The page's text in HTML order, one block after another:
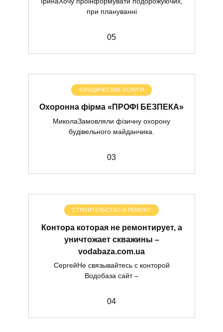
при плануванні
05
ЮРИДИЧЕСКИЕ УСЛУГИ
Охоронна фірма «ПРОФІ БЕЗПЕКА»
МиколаЗамовляли фізичну охорону
будівельного майданчика.
03
СТРОИТЕЛЬСТВО И РЕМОНТ
Контора которая не ремонтирует, а
уничтожает скважины –
vodabaza.com.ua
СергейНе связывайтесь с конторой
Водобаза сайт –
04